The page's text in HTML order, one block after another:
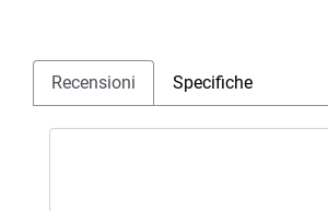
Recensioni Specifiche